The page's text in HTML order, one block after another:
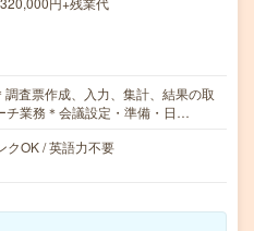
調査票作成、入力、集計、結果の取
チ業務＊会議設定・準備・日…
クOK / 英語力不要